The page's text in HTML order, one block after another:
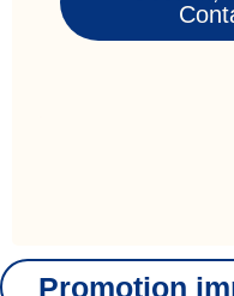
Promotion